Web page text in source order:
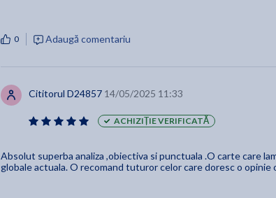
0 Adaugă comentariu
Cititorul D24857 14/05/2025 11:33
ACHIZIȚIE VERIFICATĂ
Absolut superba analiza ,obiectiva si punctuala .O carte care
globale actuala. O recomand tuturor celor care doresc o opinie